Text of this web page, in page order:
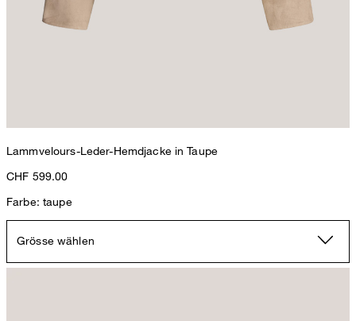
Lammvelours-Leder-Hemdjacke in Taupe
CHF 599.00
Farbe: taupe
Grösse wählen